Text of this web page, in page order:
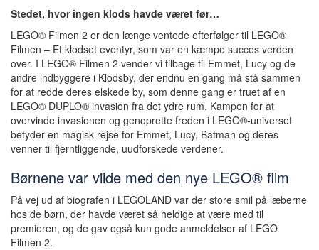
Stedet, hvor ingen klods havde været før…
LEGO® Filmen 2 er den længe ventede efterfølger til LEGO®
Filmen – Et klodset eventyr, som var en kæmpe succes verden
over. I LEGO® Filmen 2 vender vi tilbage til Emmet, Lucy og de
andre indbyggere i Klodsby, der endnu en gang må stå sammen
for at redde deres elskede by, som denne gang er truet af en
LEGO® DUPLO® invasion fra det ydre rum. Kampen for at
overvinde invasionen og genoprette freden i LEGO®-universet
betyder en magisk rejse for Emmet, Lucy, Batman og deres
venner til fjerntliggende, uudforskede verdener.
Børnene var vilde med den nye LEGO® film
På vej ud af biografen i LEGOLAND var der store smil på læberne
hos de børn, der havde været så heldige at være med til
premieren, og de gav også kun gode anmeldelser af LEGO
Filmen 2.